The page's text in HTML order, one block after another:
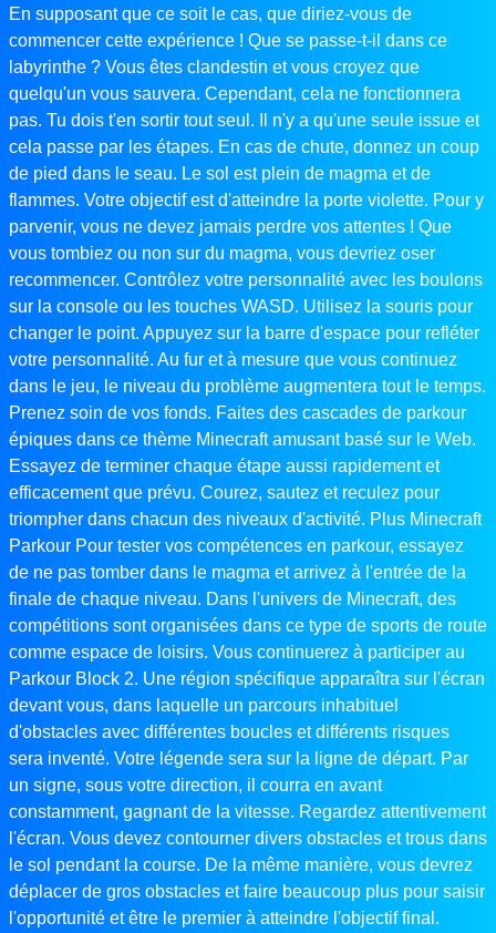
En supposant que ce soit le cas, que diriez-vous de
commencer cette expérience ! Que se passe-t-il dans ce
labyrinthe ? Vous êtes clandestin et vous croyez que
quelqu'un vous sauvera. Cependant, cela ne fonctionnera
pas. Tu dois t'en sortir tout seul. Il n'y a qu'une seule issue et
cela passe par les étapes. En cas de chute, donnez un coup
de pied dans le seau. Le sol est plein de magma et de
flammes. Votre objectif est d'atteindre la porte violette. Pour y
parvenir, vous ne devez jamais perdre vos attentes ! Que
vous tombiez ou non sur du magma, vous devriez oser
recommencer. Contrôlez votre personnalité avec les boulons
sur la console ou les touches WASD. Utilisez la souris pour
changer le point. Appuyez sur la barre d'espace pour refléter
votre personnalité. Au fur et à mesure que vous continuez
dans le jeu, le niveau du problème augmentera tout le temps.
Prenez soin de vos fonds. Faites des cascades de parkour
épiques dans ce thème Minecraft amusant basé sur le Web.
Essayez de terminer chaque étape aussi rapidement et
efficacement que prévu. Courez, sautez et reculez pour
triompher dans chacun des niveaux d'activité. Plus Minecraft
Parkour Pour tester vos compétences en parkour, essayez
de ne pas tomber dans le magma et arrivez à l'entrée de la
finale de chaque niveau. Dans l'univers de Minecraft, des
compétitions sont organisées dans ce type de sports de route
comme espace de loisirs. Vous continuerez à participer au
Parkour Block 2. Une région spécifique apparaîtra sur l'écran
devant vous, dans laquelle un parcours inhabituel
d'obstacles avec différentes boucles et différents risques
sera inventé. Votre légende sera sur la ligne de départ. Par
un signe, sous votre direction, il courra en avant
constamment, gagnant de la vitesse. Regardez attentivement
l'écran. Vous devez contourner divers obstacles et trous dans
le sol pendant la course. De la même manière, vous devrez
déplacer de gros obstacles et faire beaucoup plus pour saisir
l'opportunité et être le premier à atteindre l'objectif final.